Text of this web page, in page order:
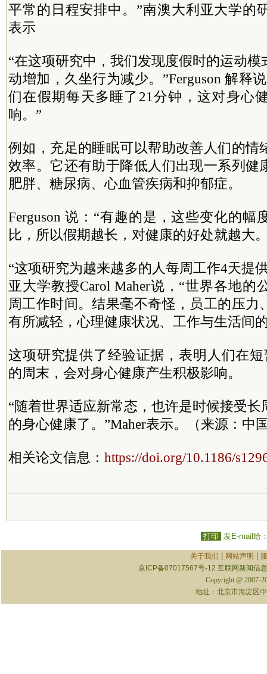
平常的日程安排中。”南澳大利亚大学的
表示
“在这项研究中，我们发现度假时的运动
动增加，久坐行为减少。”Ferguson 解释
们在假期每天多睡了21分钟，这对身心
响。”
例如，充足的睡眠可以帮助改善人们的情
效率。它还有助于降低人们出现一系列健
肥胖、糖尿病、心血管疾病和抑郁症。
Ferguson 说：“有趣的是，这些变化的幅
比，所以假期越长，对健康的好处就越大
“这项研究为越来越多的人每周工作4天提
亚大学教授Carol Maher说，“世界各地的
周工作时间。结果毫不奇怪，员工的压力
有所减轻，心理健康状况、工作与生活间
这项研究提供了经验证据，表明人们在
的周末，会对身心健康产生积极影响。
“随着世界适应新常态，也许是时候接受
的身心健康了。”Maher表示。（来源：中
相关论文信息： https://doi.org/10.1186/
打印 发E-mail给
关于我们 网站声明
京ICP备07017567号-12 互联网新闻信
Copyright @ 2007-
地址：北京市海淀区